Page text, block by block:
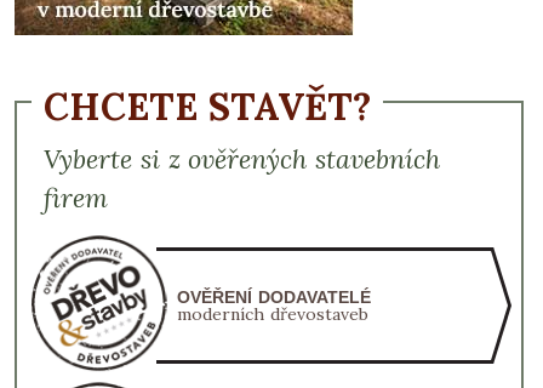
CHCETE STAVĚT?
Vyberte si z ověřených stavebních
firem
OVĚŘENÍ DODAVATELÉ
moderních dřevostaveb